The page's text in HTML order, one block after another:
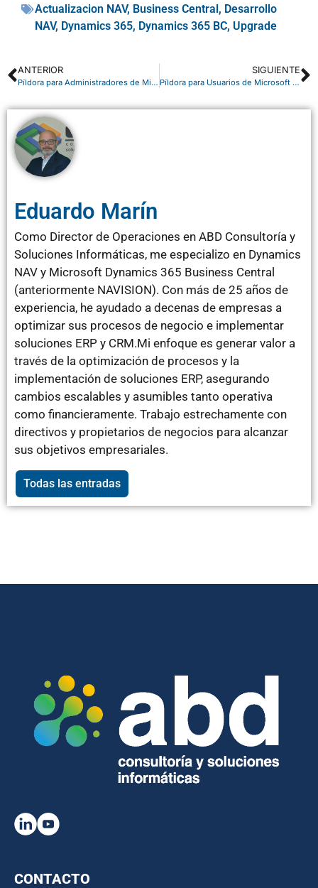
Actualizacion NAV, Business Central, Desarrollo
NAV, Dynamics 365, Dynamics 365 BC, Upgrade
ANTERIOR
Píldora para Administradores de Microsoft 365: centros de administración
SIGUIENTE
Píldora para Usuarios de Microsoft 365: acceso a aplicaciones
Eduardo Marín
Como Director de Operaciones en ABD Consultoría y
Soluciones Informáticas, me especializo en Dynamics
NAV y Microsoft Dynamics 365 Business Central
(anteriormente NAVISION). Con más de 25 años de
experiencia, he ayudado a decenas de empresas a
optimizar sus procesos de negocio e implementar
soluciones ERP y CRM.Mi enfoque es generar valor a
través de la optimización de procesos y la
implementación de soluciones ERP, asegurando
cambios escalables y asumibles tanto operativa
como financieramente. Trabajo estrechamente con
directivos y propietarios de negocios para alcanzar
sus objetivos empresariales.
Todas las entradas
CONTACTO